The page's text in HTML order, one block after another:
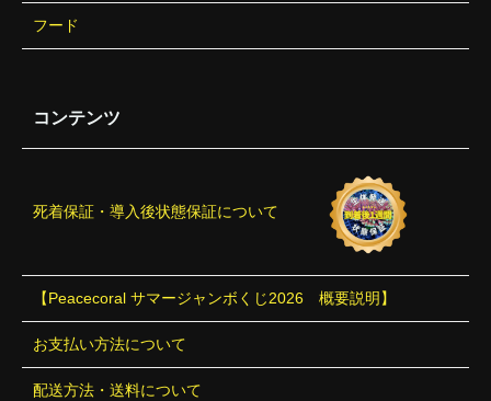
フード
コンテンツ
死着保証・導入後状態保証について
【Peacecoral サマージャンボくじ2026 概要説明】
お支払い方法について
配送方法・送料について